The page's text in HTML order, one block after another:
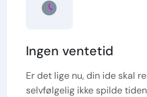
Ingen ventetid
Er det lige nu, din ide skal
selvfølgelig ikke spilde